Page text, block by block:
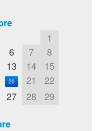
1
6 7
8
13 14
15
20 21 22
27 28
29